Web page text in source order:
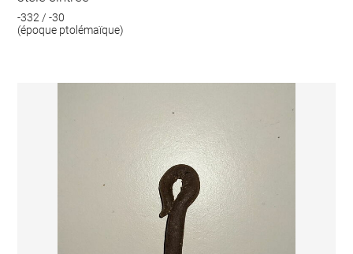
-332 / -30
(époque ptolémaïque)